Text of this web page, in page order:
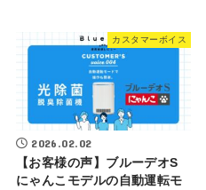
カスタマーボイス
2026.02.02
【お客様の声】ブルーデオS
にゃんこモデルの自動運転モ